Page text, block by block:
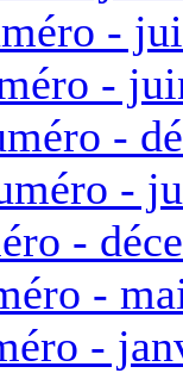
-
-
-
-
-
-
-